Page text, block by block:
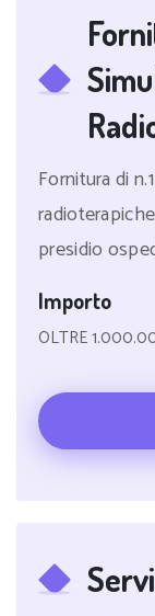
Fornitura di
presidio
Importo
OLTRE